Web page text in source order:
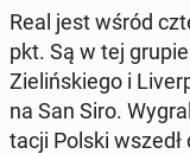
Real jest wśród
pkt. Są w tej
Zielińskiego i
na San Siro.
tacji Polski